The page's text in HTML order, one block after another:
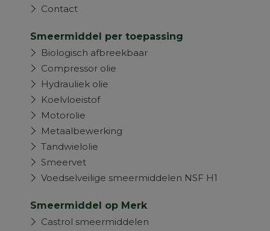
Contact
Smeermiddel per toepassing
Biologisch afbreekbaar
Compressor olie
Hydrauliek olie
Koelvloeistof
Motorolie
Metaalbewerking
Tandwielolie
Smeervet
Voedselveilige smeermiddelen NSF H1
Smeermiddel op Merk
Castrol smeermiddelen